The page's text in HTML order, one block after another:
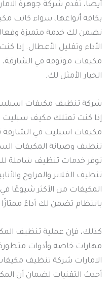
أيضا، تقدم شركة جوهرة
بكافة أنواعها، سواء كانت
نضمن لك خدمة متميزة
الأداء وتقليل الأعطال.
مكيفات موثوقة في
الخيار الأمثل لك.
شركة تنظيف مكيفات
إذا كنت تمتلك مكيف سبليت
مكيفات اسبليت في
تنظيف وصيانة المكيفات
توفر خدمات تنظيف شاملة
تنظيف الفلاتر والمراوح
المكيفات من الأكثر شيوعًا
بانتظام تضمن لك أداءً
كذلك، فإن عملية تنظيف
مهارات خاصة وأدوات
الامارات شركة تنظيف
أحدث التقنيات لضمان أن